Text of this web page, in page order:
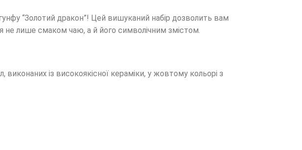
“Золотий дракон”! Цей вишуканий набір дозволить вам
не лише смаком чаю, а й його символічним змістом.
із високоякісної кераміки, у жовтому кольорі з